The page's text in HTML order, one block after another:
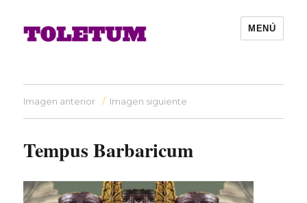
MENÚ
Imagen anterior Imagen siguiente
Tempus Barbaricum